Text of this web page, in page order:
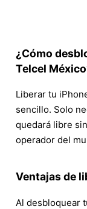
¿Cómo
Telcel
Liberar tu
sencillo. Solo
quedará libre
operador del
Ventajas de
Al desbloquear